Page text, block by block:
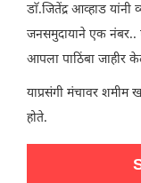
डाॅ.जितेंद्र आव्हाड
जनसमुदायाने एक नंबर..
आपला पाठिंबा जाहीर
याप्रसंगी मंचावर शमीम
होते.